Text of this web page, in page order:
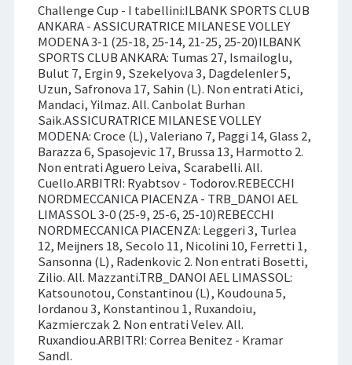
Challenge Cup - I tabellini:ILBANK SPORTS CLUB
ANKARA - ASSICURATRICE MILANESE VOLLEY
MODENA 3-1 (25-18, 25-14, 21-25, 25-20)ILBANK
SPORTS CLUB ANKARA: Tumas 27, Ismailoglu,
Bulut 7, Ergin 9, Szekelyova 3, Dagdelenler 5,
Uzun, Safronova 17, Sahin (L). Non entrati Atici,
Mandaci, Yilmaz. All. Canbolat Burhan
Saik.ASSICURATRICE MILANESE VOLLEY
MODENA: Croce (L), Valeriano 7, Paggi 14, Glass 2,
Barazza 6, Spasojevic 17, Brussa 13, Harmotto 2.
Non entrati Aguero Leiva, Scarabelli. All.
Cuello.ARBITRI: Ryabtsov - Todorov.REBECCHI
NORDMECCANICA PIACENZA - TRB_DANOI AEL
LIMASSOL 3-0 (25-9, 25-6, 25-10)REBECCHI
NORDMECCANICA PIACENZA: Leggeri 3, Turlea
12, Meijners 18, Secolo 11, Nicolini 10, Ferretti 1,
Sansonna (L), Radenkovic 2. Non entrati Bosetti,
Zilio. All. Mazzanti.TRB_DANOI AEL LIMASSOL:
Katsounotou, Constantinou (L), Koudouna 5,
Iordanou 3, Konstantinou 1, Ruxandoiu,
Kazmierczak 2. Non entrati Velev. All.
Ruxandiou.ARBITRI: Correa Benitez - Kramar
Sandl.